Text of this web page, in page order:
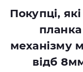
Покупці,
планка
механізму
відб